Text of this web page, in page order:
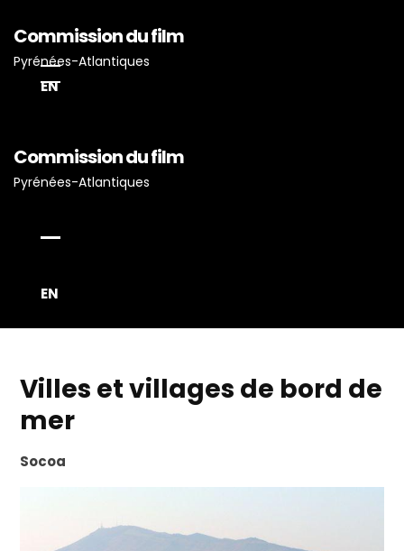
Commission du film
Pyrénées-Atlantiques
EN
Commission du film
Pyrénées-Atlantiques
EN
Villes et villages de bord de
mer
Socoa